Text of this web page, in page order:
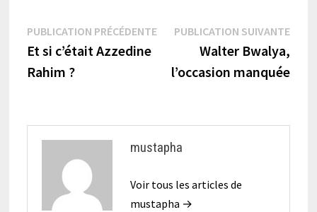
Navigation
de
PUBLICATION PRÉCÉDENTEPublication
précédente :
Et si c’était Azzedine
Rahim ?
PUBLICATION SUIVANTE
Walter Bwalya,
l’occasion manquée
mustapha
Voir tous les articles de
mustapha →